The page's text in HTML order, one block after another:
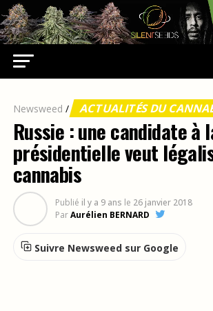
Newsweed / ACTUALITÉS DU
Russie : une candidate à
présidentielle veut
cannabis
Publié il y a 9 ans le 26 janvier 2018
ParAurélien BERNARD
Suivre Newsweed sur Google